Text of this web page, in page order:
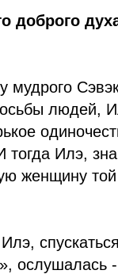
доброго
мудрого
людей,
Илэ,
женщину